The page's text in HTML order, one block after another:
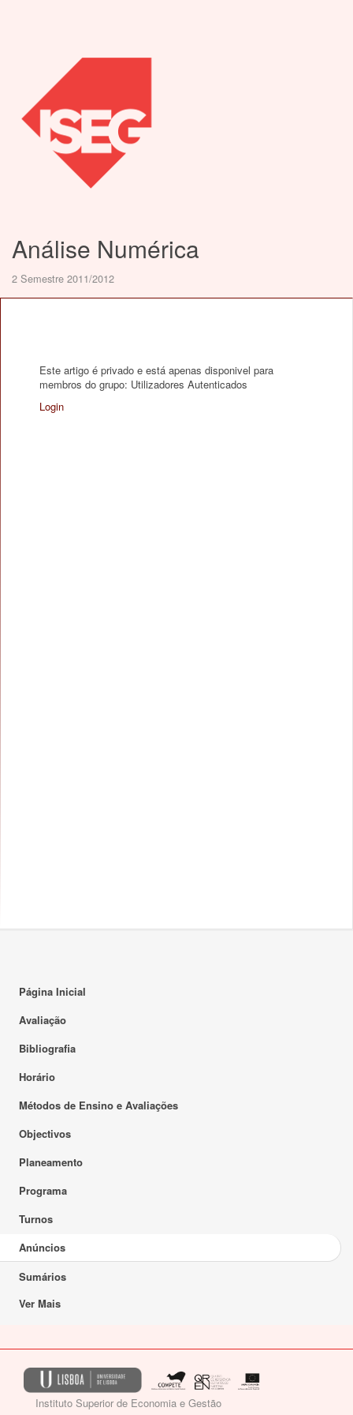
Análise Numérica
2 Semestre 2011/2012
Este artigo é privado e está apenas disponivel para
membros do grupo: Utilizadores Autenticados
Login
Página Inicial
Avaliação
Bibliografia
Horário
Métodos de Ensino e Avaliações
Objectivos
Planeamento
Programa
Turnos
Anúncios
Sumários
Ver Mais
Instituto Superior de Economia e Gestão